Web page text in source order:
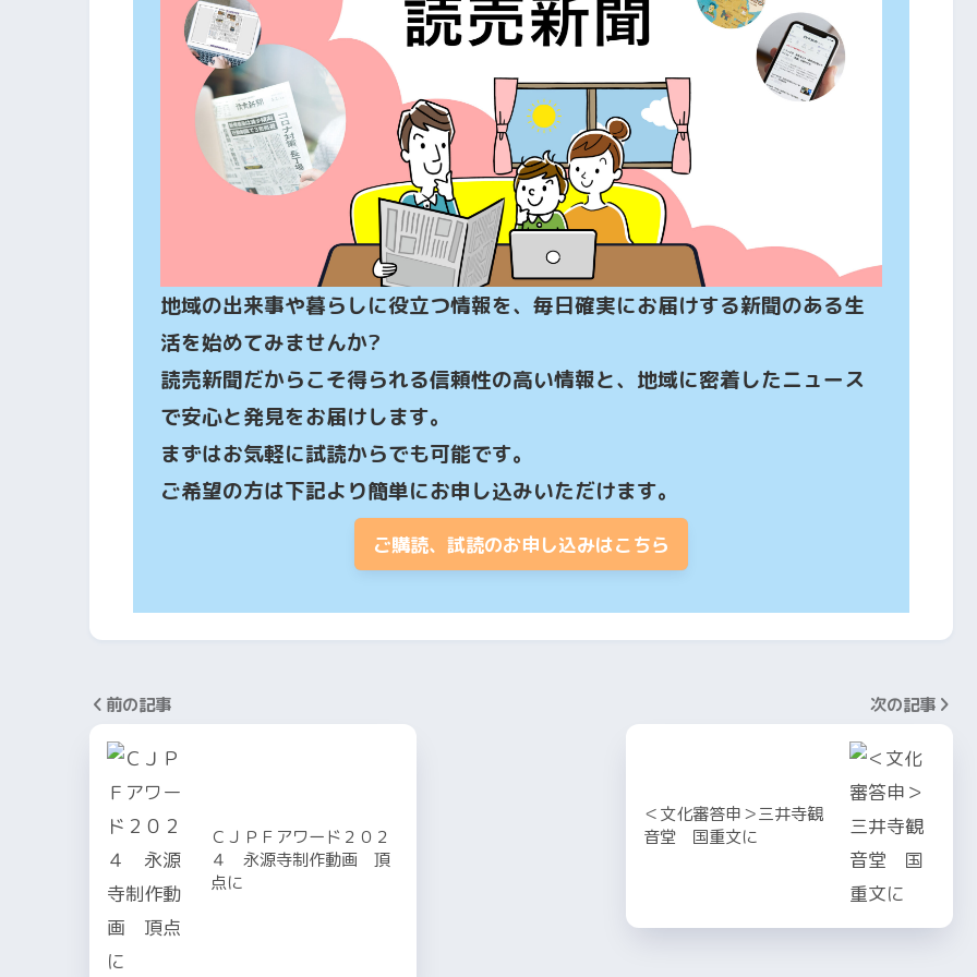
地域の出来事や暮らしに役立つ情報を、毎日確実にお届けする新聞のある生
活を始めてみませんか?
読売新聞だからこそ得られる信頼性の高い情報と、地域に密着したニュース
で安心と発見をお届けします。
まずはお気軽に試読からでも可能です。
ご希望の方は下記より簡単にお申し込みいただけます。
ご購読、試読のお申し込みはこちら
前の記事
ＣＪＰＦアワード２０２
４ 永源寺制作動画 頂
点に
次の記事
＜文化審答申＞三井寺観
音堂 国重文に